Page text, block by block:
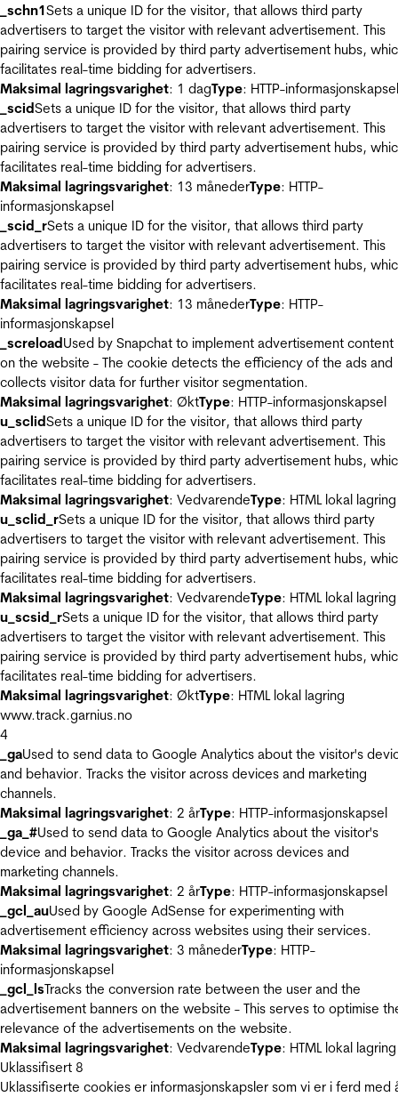
_schn1Sets a unique ID for the visitor, that allows third party
advertisers to target the visitor with relevant advertisement. This
pairing service is provided by third party advertisement hubs,
facilitates real-time bidding for advertisers.
Maksimal lagringsvarighet: 1 dagType: HTTP-informasjonskapsel
_scidSets a unique ID for the visitor, that allows third party
advertisers to target the visitor with relevant advertisement. This
pairing service is provided by third party advertisement hubs,
facilitates real-time bidding for advertisers.
Maksimal lagringsvarighet: 13 månederType: HTTP-
informasjonskapsel
_scid_rSets a unique ID for the visitor, that allows third party
advertisers to target the visitor with relevant advertisement. This
pairing service is provided by third party advertisement hubs,
facilitates real-time bidding for advertisers.
Maksimal lagringsvarighet: 13 månederType: HTTP-
informasjonskapsel
_screloadUsed by Snapchat to implement advertisement content
on the website - The cookie detects the efficiency of the ads and
collects visitor data for further visitor segmentation.
Maksimal lagringsvarighet: ØktType: HTTP-informasjonskapsel
u_sclidSets a unique ID for the visitor, that allows third party
advertisers to target the visitor with relevant advertisement. This
pairing service is provided by third party advertisement hubs,
facilitates real-time bidding for advertisers.
Maksimal lagringsvarighet: VedvarendeType: HTML lokal lagring
u_sclid_rSets a unique ID for the visitor, that allows third party
advertisers to target the visitor with relevant advertisement. This
pairing service is provided by third party advertisement hubs,
facilitates real-time bidding for advertisers.
Maksimal lagringsvarighet: VedvarendeType: HTML lokal lagring
u_scsid_rSets a unique ID for the visitor, that allows third party
advertisers to target the visitor with relevant advertisement. This
pairing service is provided by third party advertisement hubs,
facilitates real-time bidding for advertisers.
Maksimal lagringsvarighet: ØktType: HTML lokal lagring
www.track.garnius.no
4
_gaUsed to send data to Google Analytics about the visitor's
and behavior. Tracks the visitor across devices and marketing
channels.
Maksimal lagringsvarighet: 2 årType: HTTP-informasjonskapsel
_ga_#Used to send data to Google Analytics about the visitor's
device and behavior. Tracks the visitor across devices and
marketing channels.
Maksimal lagringsvarighet: 2 årType: HTTP-informasjonskapsel
_gcl_auUsed by Google AdSense for experimenting with
advertisement efficiency across websites using their services.
Maksimal lagringsvarighet: 3 månederType: HTTP-
informasjonskapsel
_gcl_lsTracks the conversion rate between the user and the
advertisement banners on the website - This serves to optimise
relevance of the advertisements on the website.
Maksimal lagringsvarighet: VedvarendeType: HTML lokal lagring
Uklassifisert 8
Uklassifiserte cookies er informasjonskapsler som vi er i ferd med